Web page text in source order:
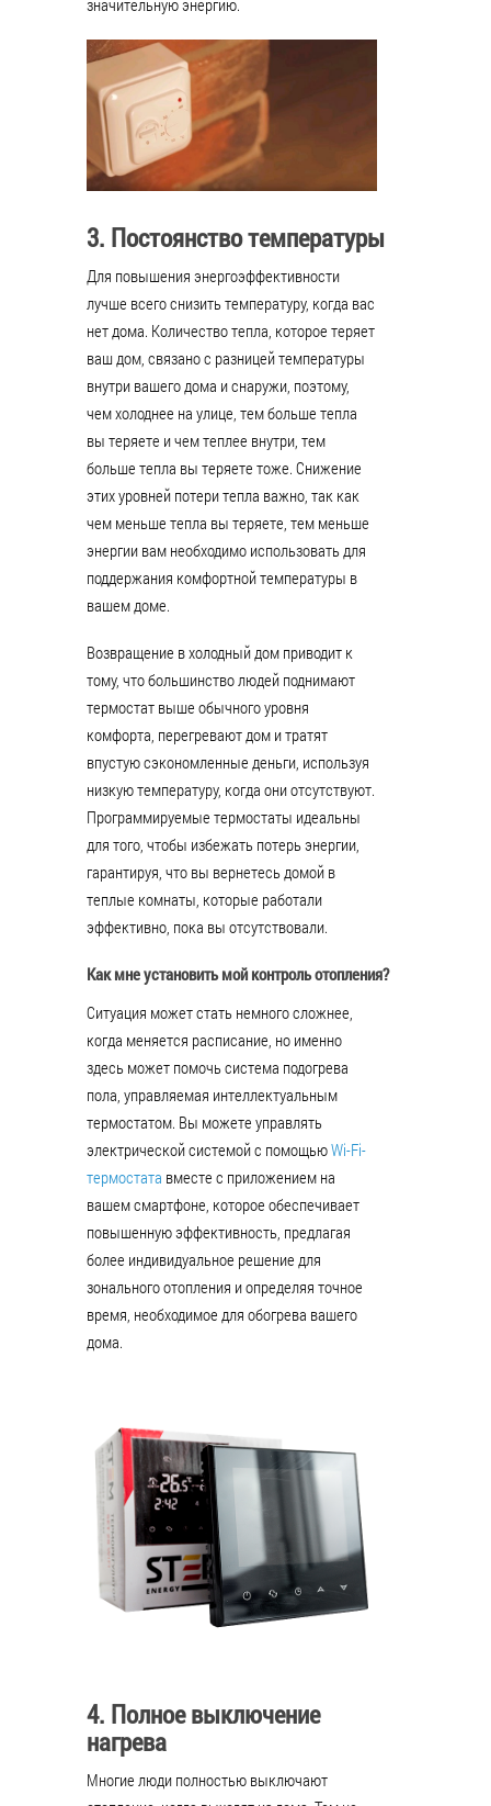
значительную энергию.
3. Постоянство температуры
Для повышения энергоэффективности
лучше всего снизить температуру, когда вас
нет дома. Количество тепла, которое теряет
ваш дом, связано с разницей температуры
внутри вашего дома и снаружи, поэтому,
чем холоднее на улице, тем больше тепла
вы теряете и чем теплее внутри, тем
больше тепла вы теряете тоже. Снижение
этих уровней потери тепла важно, так как
чем меньше тепла вы теряете, тем меньше
энергии вам необходимо использовать для
поддержания комфортной температуры в
вашем доме.
Возвращение в холодный дом приводит к
тому, что большинство людей поднимают
термостат выше обычного уровня
комфорта, перегревают дом и тратят
впустую сэкономленные деньги, используя
низкую температуру, когда они отсутствуют.
Программируемые термостаты идеальны
для того, чтобы избежать потерь энергии,
гарантируя, что вы вернетесь домой в
теплые комнаты, которые работали
эффективно, пока вы отсутствовали.
Как мне установить мой контроль отопления?
Ситуация может стать немного сложнее,
когда меняется расписание, но именно
здесь может помочь система подогрева
пола, управляемая интеллектуальным
термостатом. Вы можете управлять
электрической системой с помощьюWi-Fi-
термостата вместе с приложением на
вашем смартфоне, которое обеспечивает
повышенную эффективность, предлагая
более индивидуальное решение для
зонального отопления и определяя точное
время, необходимое для обогрева вашего
дома.
4. Полное выключение
нагрева
Многие люди полностью выключают